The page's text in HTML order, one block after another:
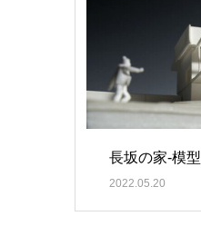
長坂の家-模型
2022.05.20